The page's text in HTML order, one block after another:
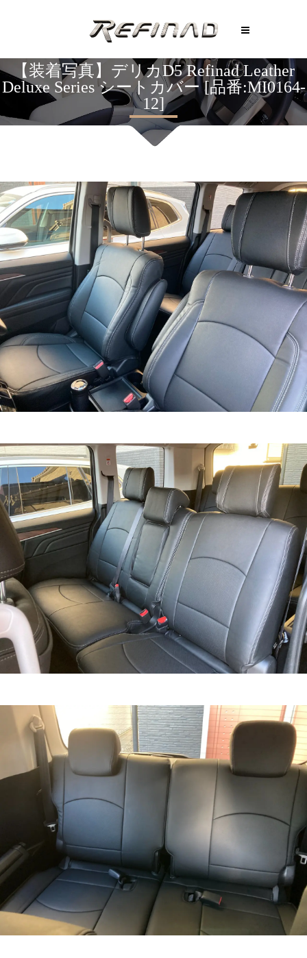
【装着写真】デリカD5 Refinad Leather
Deluxe Series シートカバー [品番:MI0164-
12]